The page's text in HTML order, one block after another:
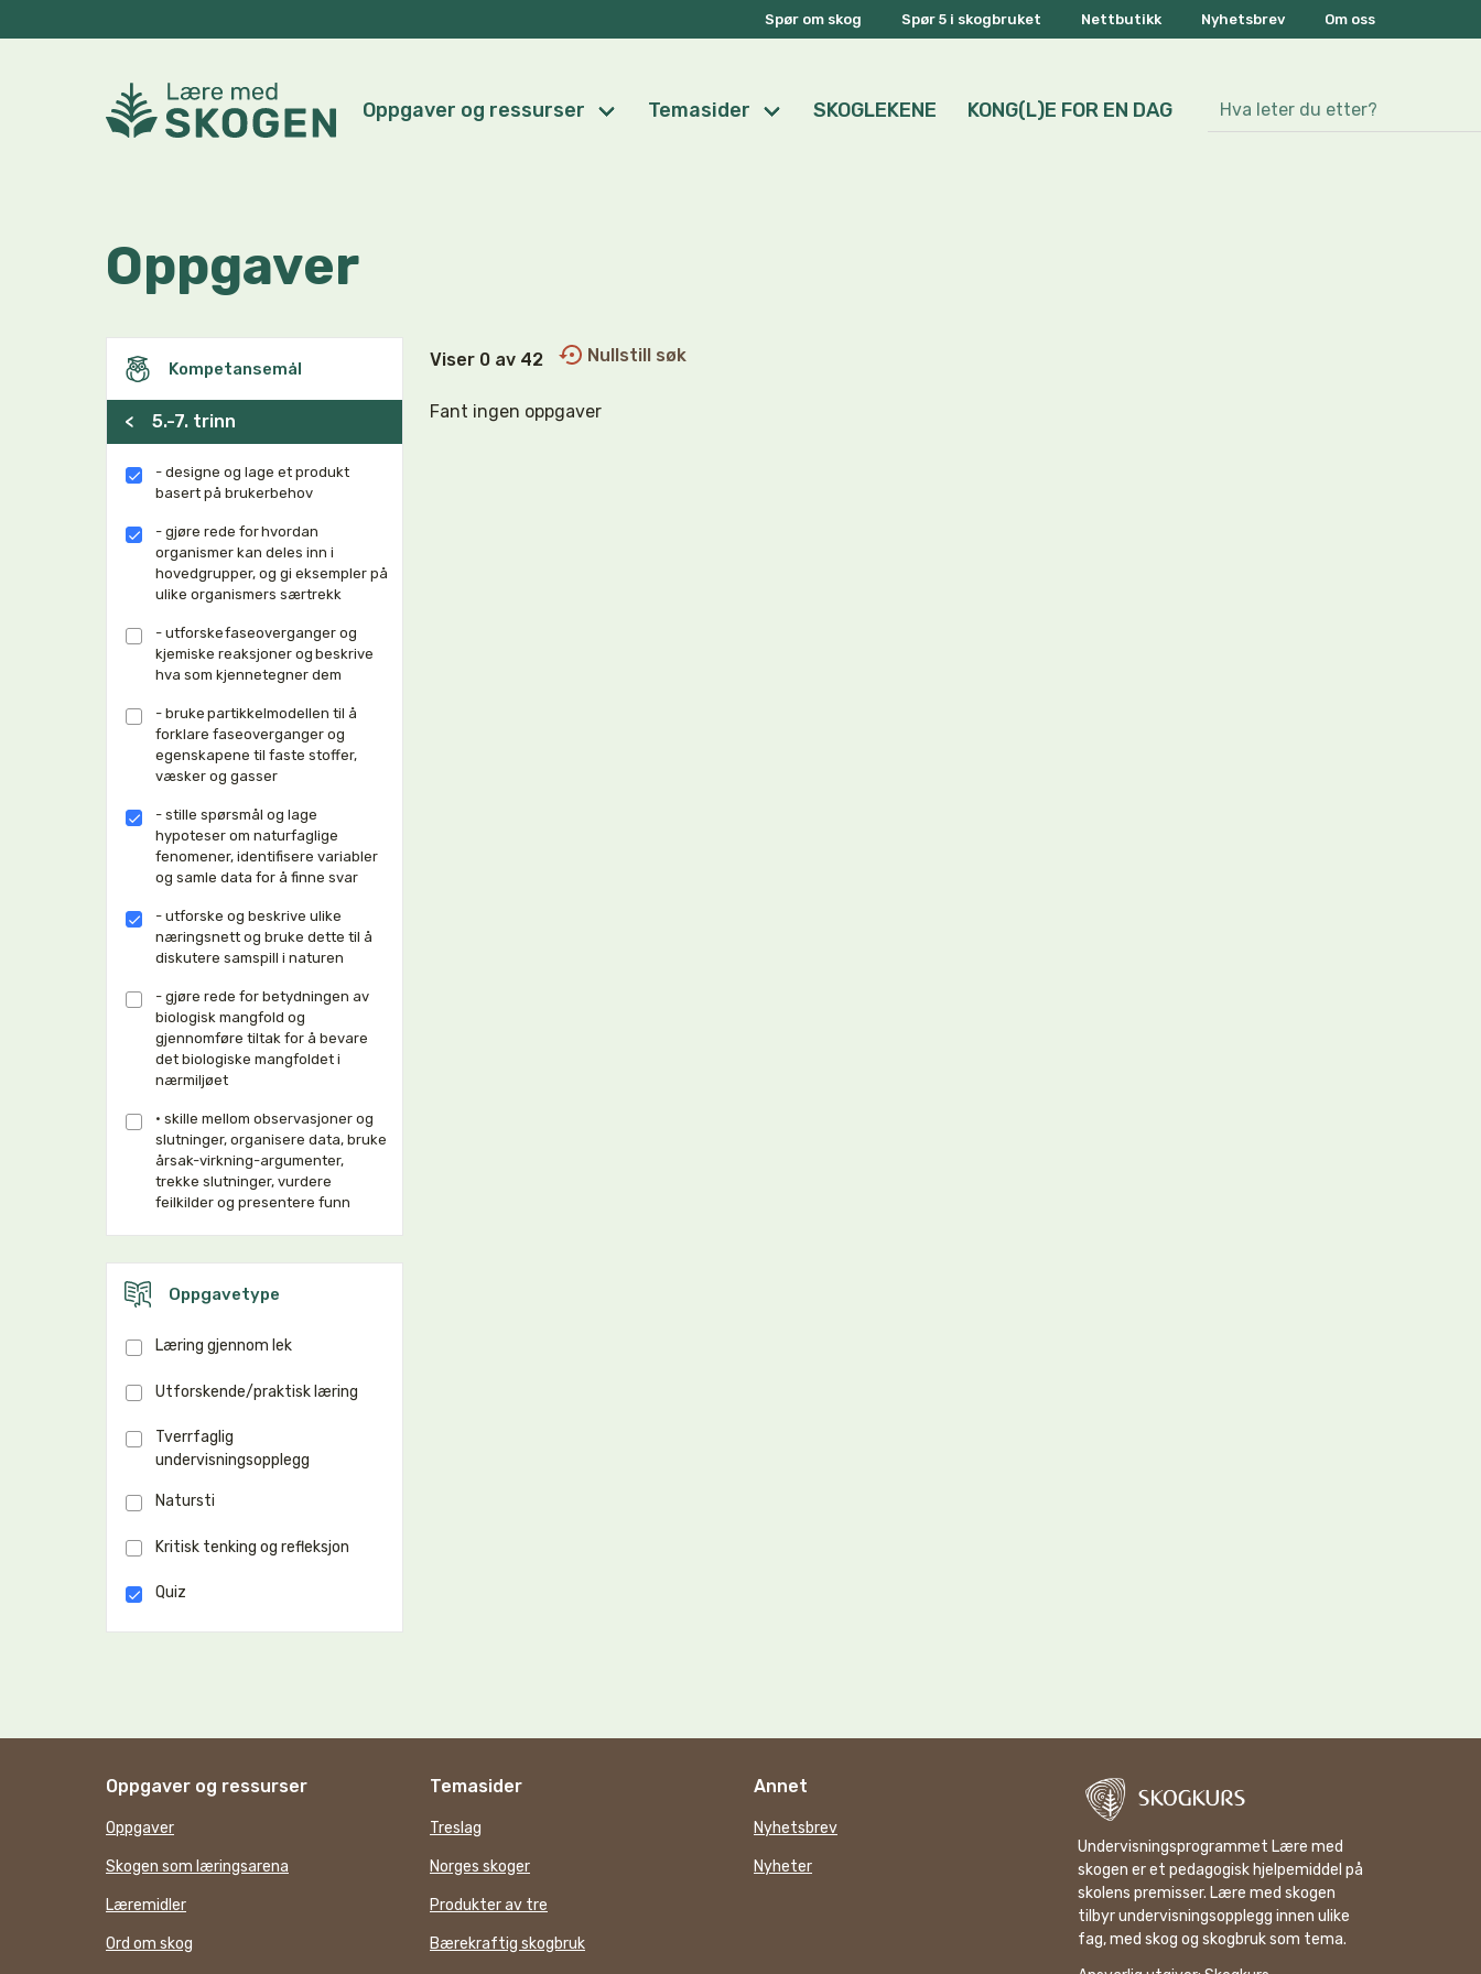
Spør om skog Spør 5 i skogbruket Nettbutikk Nyhetsbrev Om oss
Oppgaver og ressurser Temasider SKOGLEKENE KONG(L)E FOR EN DAG
Oppgaver
Kompetansemål
< 5.-7. trinn
- designe og lage et produkt
basert på brukerbehov
- gjøre rede for hvordan
organismer kan deles inn i
hovedgrupper, og gi eksempler på
ulike organismers særtrekk
- utforske faseoverganger og
kjemiske reaksjoner og beskrive
hva som kjennetegner dem
- bruke partikkelmodellen til å
forklare faseoverganger og
egenskapene til faste stoffer,
væsker og gasser
- stille spørsmål og lage
hypoteser om naturfaglige
fenomener, identifisere variabler
og samle data for å finne svar
- utforske og beskrive ulike
næringsnett og bruke dette til å
diskutere samspill i naturen
- gjøre rede for betydningen av
biologisk mangfold og
gjennomføre tiltak for å bevare
det biologiske mangfoldet i
nærmiljøet
• skille mellom observasjoner og
slutninger, organisere data, bruke
årsak-virkning-argumenter,
trekke slutninger, vurdere
feilkilder og presentere funn
Oppgavetype
Læring gjennom lek
Utforskende/praktisk læring
Tverrfaglig
undervisningsopplegg
Natursti
Kritisk tenking og refleksjon
Quiz
Viser 0 av 42 Nullstill søk
Fant ingen oppgaver
Oppgaver og ressurser
Oppgaver
Skogen som læringsarena
Læremidler
Ord om skog
Temasider
Treslag
Norges skoger
Produkter av tre
Bærekraftig skogbruk
Annet
Nyhetsbrev
Nyheter
Undervisningsprogrammet Lære med
skogen er et pedagogisk hjelpemiddel på
skolens premisser. Lære med skogen
tilbyr undervisningsopplegg innen ulike
fag, med skog og skogbruk som tema.